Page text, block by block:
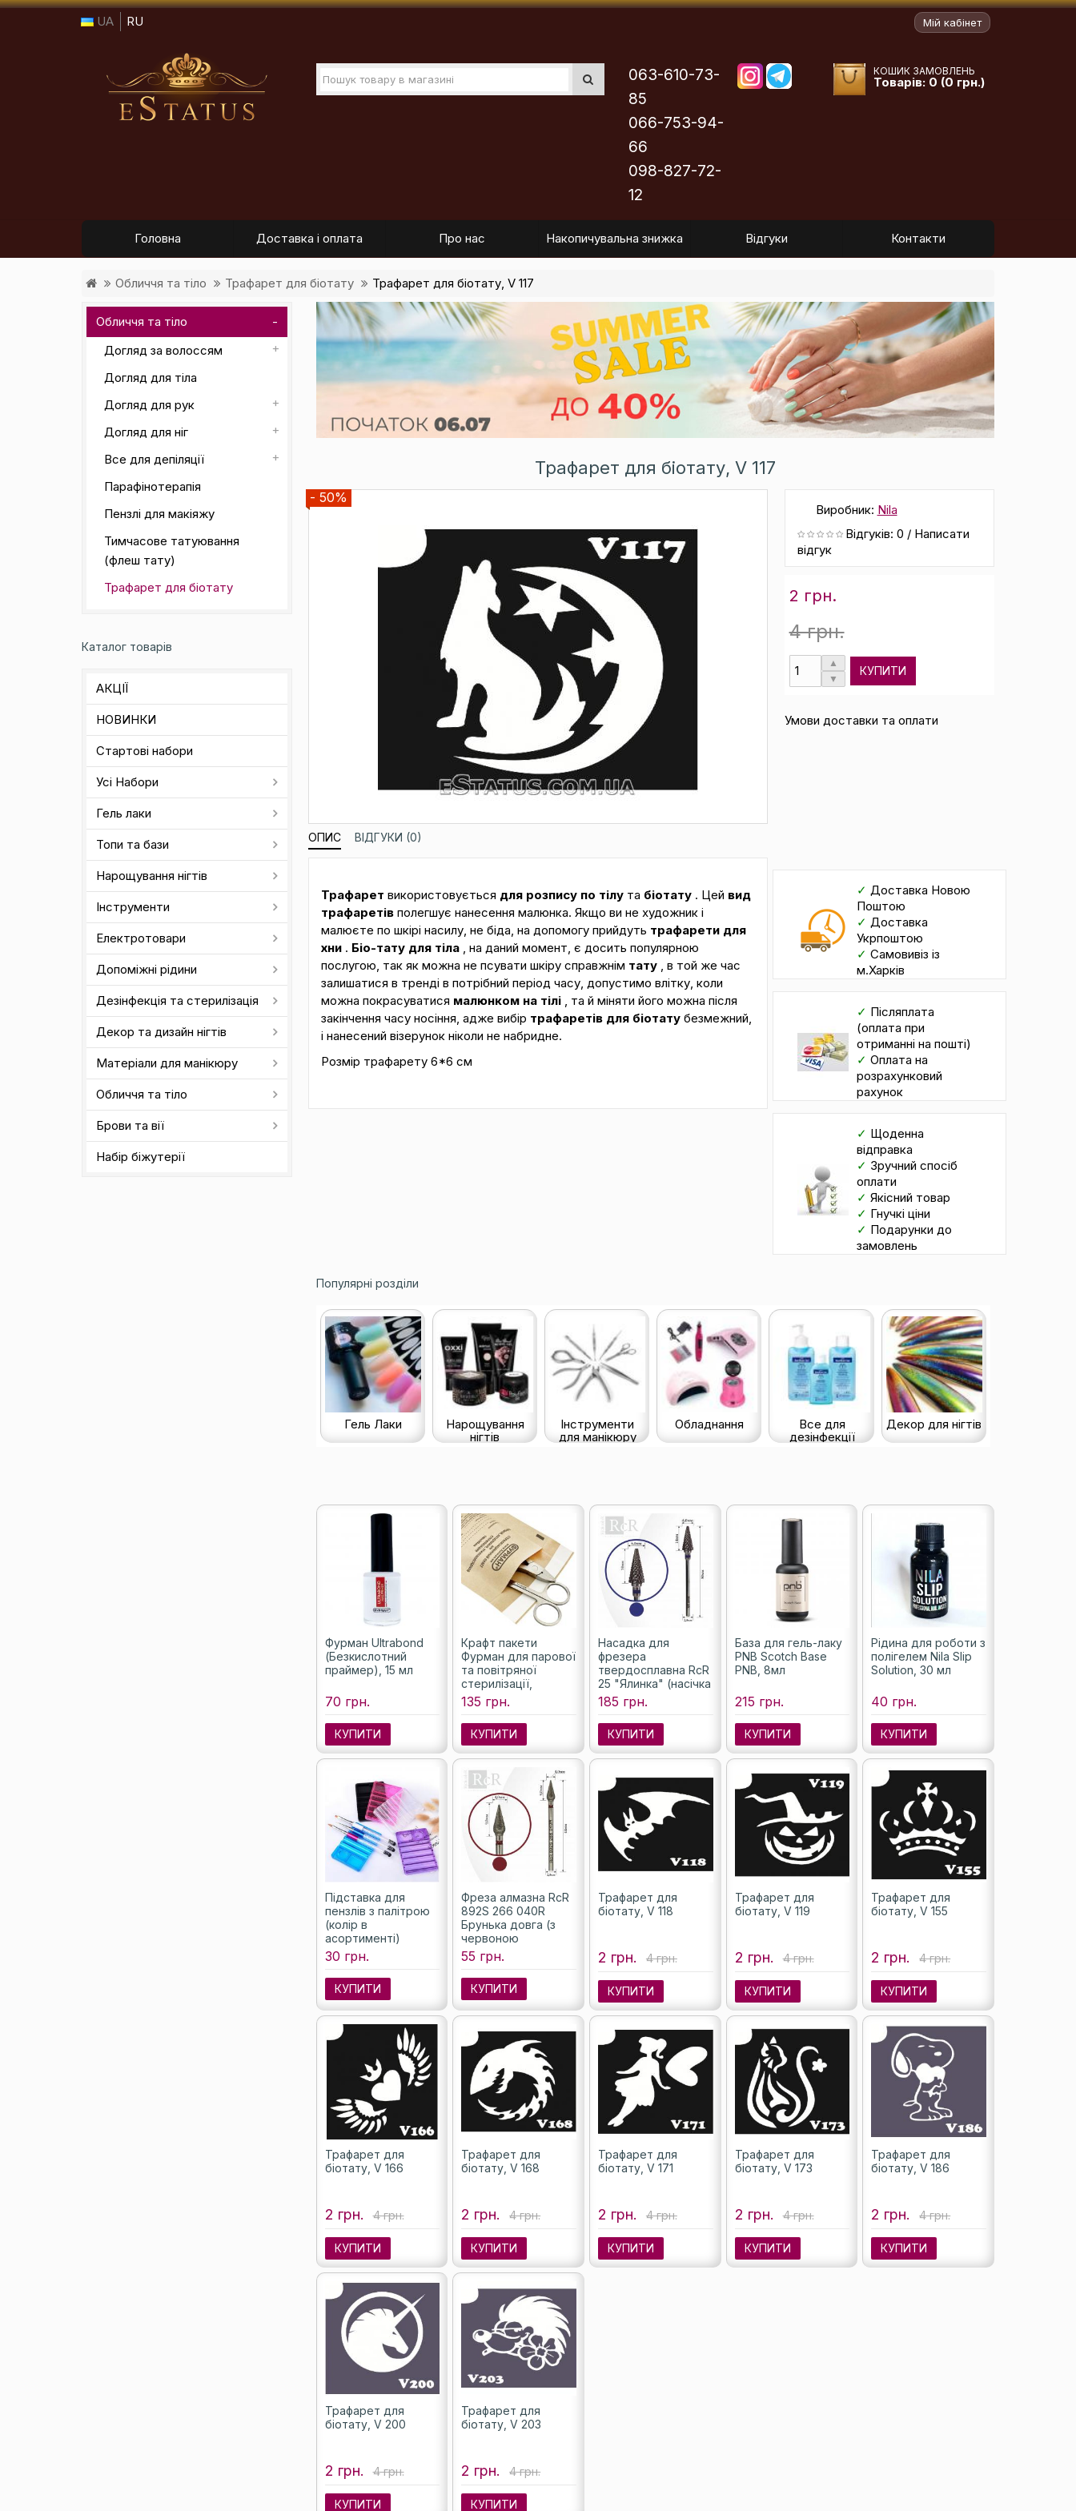
UA RU Мій кабінет
063-610-73-
85
066-753-94-
66
098-827-72-
12
КОШИК ЗАМОВЛЕНЬ
Товарів: 0 (0 грн.)
Головна Доставка і оплата Про нас Накопичувальна знижка Відгуки Контакти
Обличчя та тіло Трафарет для біотату Трафарет для біотату, V 117
Обличчя та тіло
Догляд за волоссям
Догляд для тіла
Догляд для рук
Догляд для ніг
Все для депіляції
Парафінотерапія
Пензлі для макіяжу
Тимчасове татуювання
(флеш тату)
Трафарет для біотату
Каталог товарів
АКЦІЇ
НОВИНКИ
Стартові набори
Усі Набори
Гель лаки
Топи та бази
Нарощування нігтів
Інструменти
Електротовари
Допоміжні рідини
Дезінфекція та стерилізація
Декор та дизайн нігтів
Матеріали для манікюру
Обличчя та тіло
Брови та вії
Набір біжутерії
Трафарет для біотату, V 117
- 50%
ОПИС ВІДГУКИ (0)
Виробник: Nila
Відгуків: 0 / Написати
відгук
2 грн.
4 грн.
КУПИТИ
Умови доставки та оплати
Трафарет використовується для розпису по тілута біотату. Цей вид
трафаретівполегшує нанесення малюнка. Якщо ви не художник і
малюєте по шкірі насилу, не біда, на допомогу прийдуть трафарети для
хни. Біо-тату для тіла, на даний момент, є досить популярною
послугою, так як можна не псувати шкіру справжнім тату, в той же час
залишатися в тренді в потрібний період часу, допустимо влітку, коли
можна покрасуватися малюнком на тілі, та й міняти його можна після
закінчення часу носіння, адже вибір трафаретів для біотатубезмежний,
і нанесений візерунок ніколи не набридне.
Розмір трафарету 6*6 см
✓ Доставка Новою
Поштою
✓ Доставка
Укрпоштою
✓ Самовивіз із
м.Харків
✓ Післяплата
(оплата при
отриманні на пошті)
✓ Оплата на
розрахунковий
рахунок
✓ Щоденна
відправка
✓ Зручний спосіб
оплати
✓ Якісний товар
✓ Гнучкі ціни
✓ Подарунки до
замовлень
Популярні розділи
Гель Лаки
Нарощування
нігтів
Інструменти
для манікюру
Обладнання
Все для
дезінфекції
Декор для нігтів
Фурман Ultrabond
(Безкислотний
праймер), 15 мл
70 грн.
КУПИТИ
Крафт пакети
Фурман для парової
та повітряної
стерилізації,
100х200 мм, 100 шт.
135 грн.
КУПИТИ
Насадка для
фрезера
твердосплавна RcR
25 "Ялинка" (насічка
синя), 6 мм
185 грн.
КУПИТИ
База для гель-лаку
PNB Scotch Base
PNB, 8мл
215 грн.
КУПИТИ
Рідина для роботи з
полігелем Nila Slip
Solution, 30 мл
40 грн.
КУПИТИ
Підставка для
пензлів з палітрою
(колір в
асортименті)
30 грн.
КУПИТИ
Фреза алмазна RcR
892S 266 040R
Брунька довга (з
червоною
насічкою)
55 грн.
КУПИТИ
Трафарет для
біотату, V 118
2 грн. 4 грн.
КУПИТИ
Трафарет для
біотату, V 119
2 грн. 4 грн.
КУПИТИ
Трафарет для
біотату, V 155
2 грн. 4 грн.
КУПИТИ
Трафарет для
біотату, V 166
2 грн. 4 грн.
КУПИТИ
Трафарет для
біотату, V 168
2 грн. 4 грн.
КУПИТИ
Трафарет для
біотату, V 171
2 грн. 4 грн.
КУПИТИ
Трафарет для
біотату, V 173
2 грн. 4 грн.
КУПИТИ
Трафарет для
біотату, V 186
2 грн. 4 грн.
КУПИТИ
Трафарет для
біотату, V 200
2 грн. 4 грн.
КУПИТИ
Трафарет для
біотату, V 203
2 грн. 4 грн.
КУПИТИ